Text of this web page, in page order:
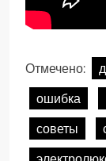
Отмечено:
ошибка
советы